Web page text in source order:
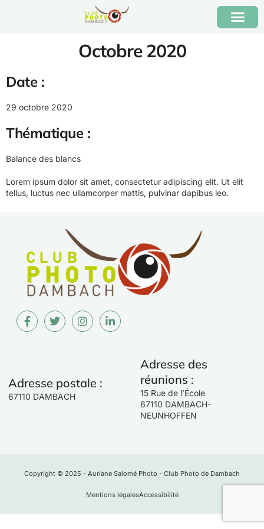
Octobre 2020
Date :
29 octobre 2020
Thématique :
Balance des blancs
Lorem ipsum dolor sit amet, consectetur adipiscing elit. Ut elit
tellus, luctus nec ullamcorper mattis, pulvinar dapibus leo.
Adresse postale :
67110 DAMBACH
Adresse des
réunions :
15 Rue de l’École
67110 DAMBACH-
NEUNHOFFEN
Copyright © 2025 - Auriane Salomé Photo - Club Photo de Dambach
Mentions légalesAccessibilité